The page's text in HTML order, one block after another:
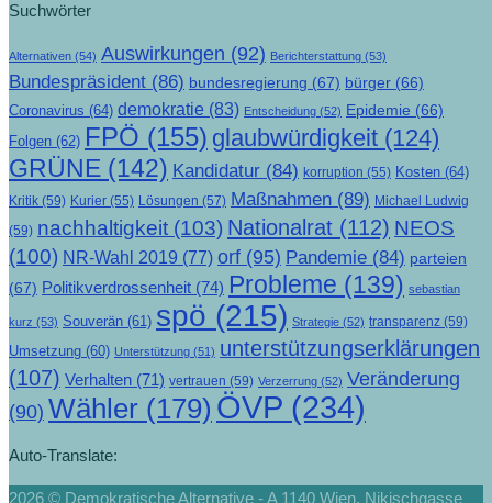
Suchwörter
Alternativen (54) Auswirkungen (92) Berichterstattung (53)
Bundespräsident (86) bundesregierung (67) bürger (66)
Coronavirus (64) demokratie (83) Entscheidung (52) Epidemie (66)
Folgen (62) FPÖ (155) glaubwürdigkeit (124)
GRÜNE (142) Kandidatur (84) korruption (55) Kosten (64)
Kritik (59) Kurier (55) Lösungen (57) Maßnahmen (89) Michael Ludwig
(59) nachhaltigkeit (103) Nationalrat (112) NEOS
(100) NR-Wahl 2019 (77) orf (95) Pandemie (84) parteien
(67) Politikverdrossenheit (74) Probleme (139) sebastian
kurz (53) Souverän (61) spö (215) Strategie (52) transparenz (59)
Umsetzung (60) Unterstützung (51) unterstützungserklärungen
(107) Verhalten (71) vertrauen (59) Verzerrung (52) Veränderung
(90) Wähler (179) ÖVP (234)
Auto-Translate:
2026 © Demokratische Alternative - A 1140 Wien, Nikischgasse